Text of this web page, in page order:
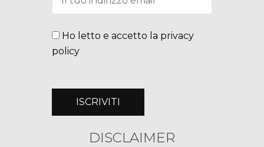
Ho letto e accetto la privacy
policy
DISCLAIMER